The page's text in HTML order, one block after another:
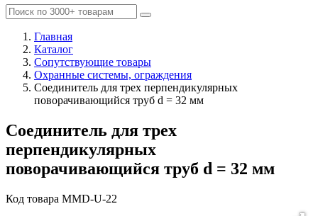
Главная
Каталог
Сопутствующие товары
Охранные системы, ограждения
Соединитель для трех перпендикулярных
поворачивающийся труб d = 32 мм
Соединитель для трех
перпендикулярных
поворачивающийся труб d = 32 мм
Код товара MMD-U-22